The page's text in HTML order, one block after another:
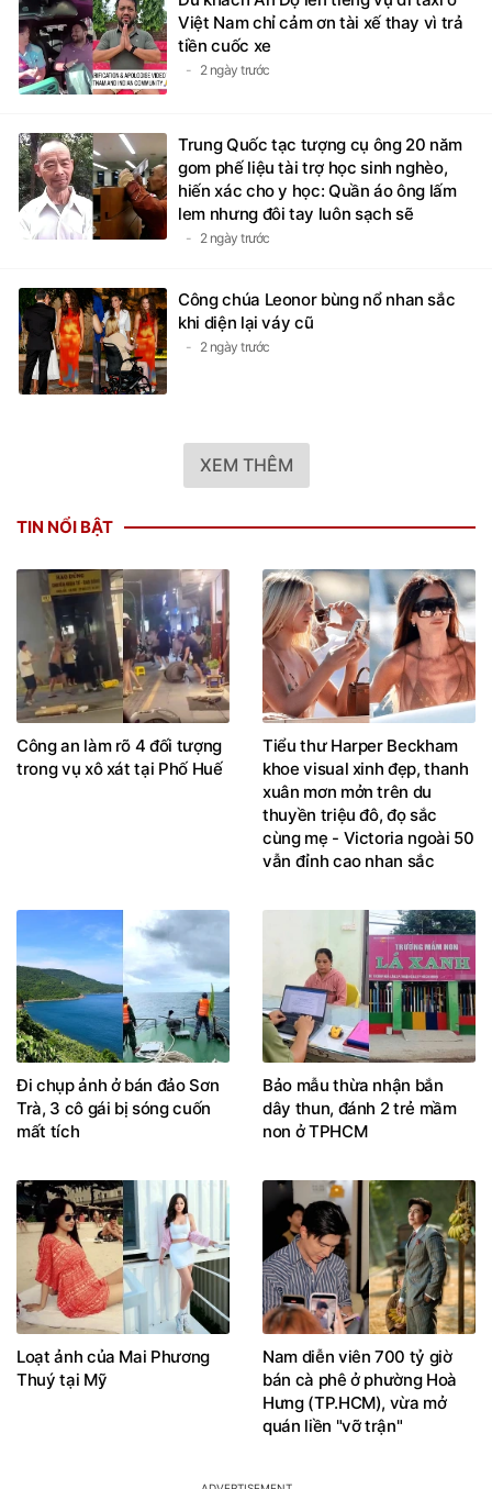
Việt Nam chỉ cảm ơn tài xế thay vì trả
tiền cuốc xe
2 ngày trước
Trung Quốc tạc tượng cụ ông 20 năm
gom phế liệu tài trợ học sinh nghèo,
hiến xác cho y học: Quần áo ông lấm
lem nhưng đôi tay luôn sạch sẽ
2 ngày trước
Công chúa Leonor bùng nổ nhan sắc
khi diện lại váy cũ
2 ngày trước
XEM THÊM
TIN NỔI BẬT
Công an làm rõ 4 đối tượng
trong vụ xô xát tại Phố Huế
Tiểu thư Harper Beckham
khoe visual xinh đẹp, thanh
xuân mơn mởn trên du
thuyền triệu đô, đọ sắc
cùng mẹ - Victoria ngoài 50
vẫn đỉnh cao nhan sắc
Đi chụp ảnh ở bán đảo Sơn
Trà, 3 cô gái bị sóng cuốn
mất tích
Bảo mẫu thừa nhận bắn
dây thun, đánh 2 trẻ mầm
non ở TPHCM
Loạt ảnh của Mai Phương
Thuý tại Mỹ
Nam diễn viên 700 tỷ giờ
bán cà phê ở phường Hoà
Hưng (TP.HCM), vừa mở
quán liền "vỡ trận"